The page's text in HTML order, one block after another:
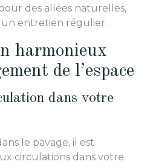
des allées naturelles,
un entretien régulier.
harmonieux
de l’espace
dans votre
le pavage, il est
circulations dans votre